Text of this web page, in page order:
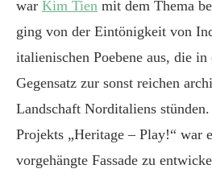
war Kim Tien mit dem Thema
ging von der Eintönigkeit von
italienischen Poebene aus, die in
Gegensatz zur sonst reichen
Landschaft Norditaliens
Projekts „Heritage – Play!“ war
vorgehängte Fassade zu